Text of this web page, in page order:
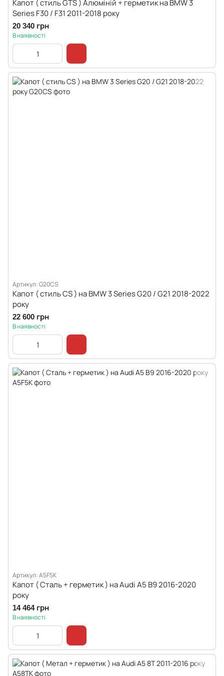
Капот ( стиль GTS ) Алюміній + герметик на BMW 3
Series F30 / F31 2011-2018 року
20 340 грн
В наявності
Артикул: G20CS
Капот ( стиль CS ) на BMW 3 Series G20 / G21 2018-2022
року
22 600 грн
В наявності
Артикул: A5F5K
Капот ( Сталь + герметик ) на Audi A5 B9 2016-2020
року
14 464 грн
В наявності